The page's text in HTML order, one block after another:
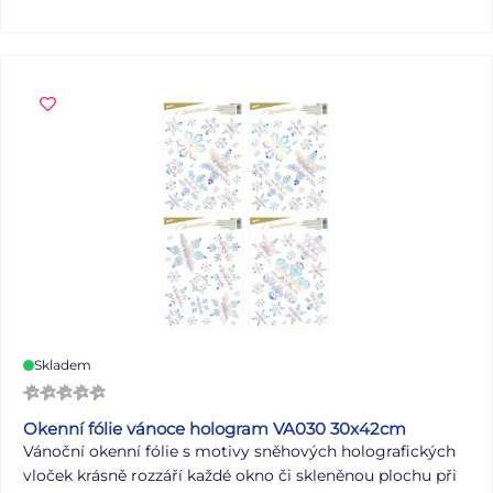
Skladem
Okenní fólie vánoce hologram VA030 30x42cm
Vánoční okenní fólie s motivy sněhových holografických
vloček krásně rozzáří každé okno či skleněnou plochu při